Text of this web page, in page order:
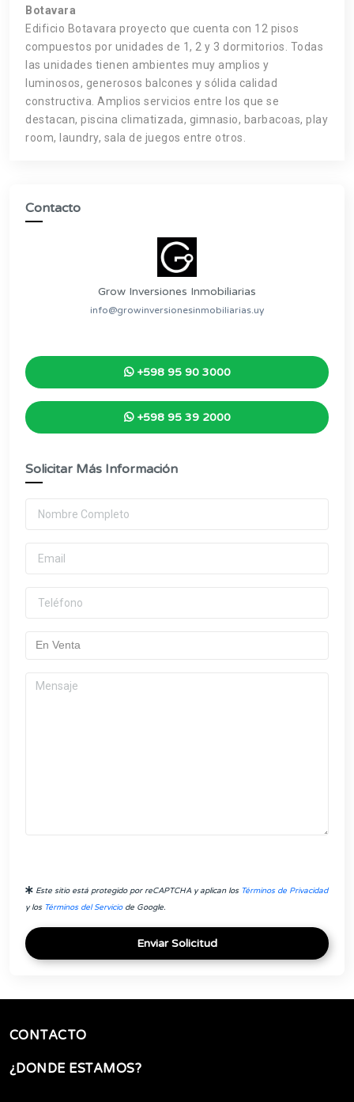
Botavara
Edificio Botavara proyecto que cuenta con 12 pisos
compuestos por unidades de 1, 2 y 3 dormitorios. Todas
las unidades tienen ambientes muy amplios y
luminosos, generosos balcones y sólida calidad
constructiva. Amplios servicios entre los que se
destacan, piscina climatizada, gimnasio, barbacoas, play
room, laundry, sala de juegos entre otros.
Contacto
Grow Inversiones Inmobiliarias
info@growinversionesinmobiliarias.uy
+598 95 90 3000
+598 95 39 2000
Solicitar Más Información
Este sitio está protegido por reCAPTCHA y aplican los Términos de Privacidad
y los Términos del Serviciode Google.
Enviar Solicitud
CONTACTO
¿DONDE ESTAMOS?